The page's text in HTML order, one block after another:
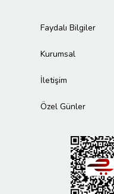
Faydalı Bilgiler
Kurumsal
İletişim
Özel Günler